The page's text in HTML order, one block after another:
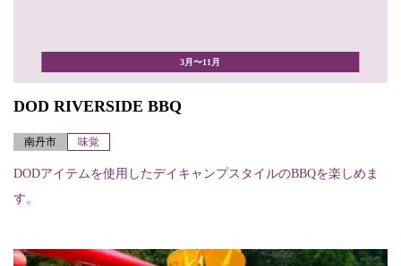
3月〜11月
DOD RIVERSIDE BBQ
南丹市 味覚
DODアイテムを使用したデイキャンプスタイルのBBQを楽しめま
す。